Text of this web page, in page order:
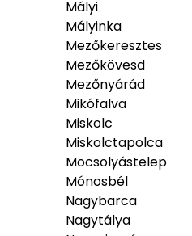
Mályi
Mályinka
Mezőkeresztes
Mezőkövesd
Mezőnyárád
Mikófalva
Miskolc
Miskolctapolca
Mocsolyástelep
Mónosbél
Nagybarca
Nagytálya